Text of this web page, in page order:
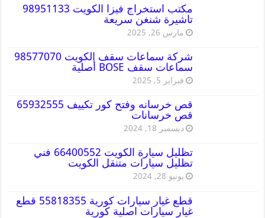
مكتب استخراج فيزا الكويت 98951133
تاشيرة شنغن سريعة
مارس 26, 2025
شركة سماعات سقف الكويت 98577070
سماعات سقف BOSE أصلية
فبراير 5, 2025
قص خرسانه وفتح كور تكييف 65932555
قص خرسانات
ديسمبر 18, 2024
تظليل سيارة الكويت 66400552 فني
تظليل سيارات متنقل الكويت
يونيو 28, 2024
قطع غيار سيارات كورية 55818355 قطع
غيار سيارات اصلية كورية